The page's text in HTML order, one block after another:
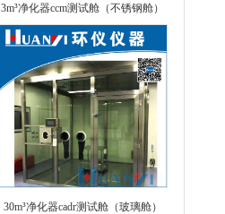
3m³净化器ccm测试舱（不锈钢舱）
30m³净化器cadr测试舱（玻璃舱）